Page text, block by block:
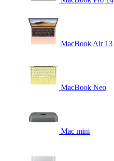
MacBook Air 13
MacBook Neo
Mac mini